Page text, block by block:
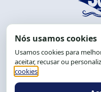
End.: R.
Tel.: (71) 2104-
Expediente: